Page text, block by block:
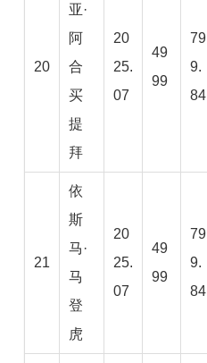
20
亚·
阿
合
买
提
拜
20
25.
07
49
99
79
9.
84
21
依
斯
马·
马
登
虎
20
25.
07
49
99
79
9.
84